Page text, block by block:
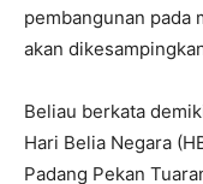
pembangunan pada
akan
Beliau berkata
Hari Belia Negara
Padang Pekan